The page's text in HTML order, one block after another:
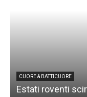
CUORE & BATTICUORE
Estati roventi